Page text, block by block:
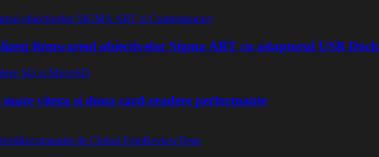
firmwareul obiectivelor Sigma ART cu adaptorul USB Dock
viteza si doua card-readere performante
Recomandat de Clubul FotoReviewTeste